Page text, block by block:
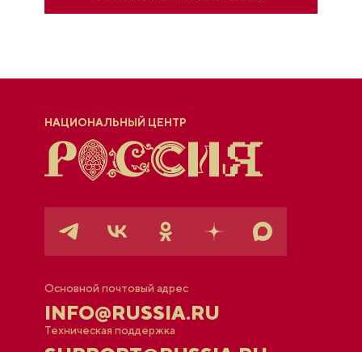
НАЦИОНАЛЬНЫЙ ЦЕНТР
Основной почтовый адрес
INFO@RUSSIA.RU
Техническая поддержка